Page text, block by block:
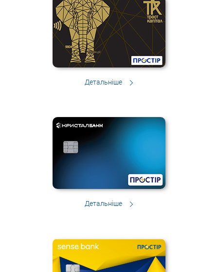
Детальніше
Детальніше